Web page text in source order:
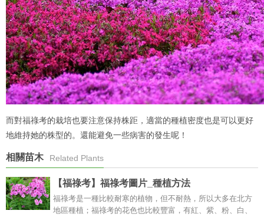
而對福祿考的栽培也要注意保持株距，適當的種植密度也是可以更好
地維持她的株型的。還能避免一些病害的發生呢！
相關苗木 Related Plants
【福祿考】福祿考圖片_種植方法
福祿考是一種比較耐寒的植物，但不耐熱，所以大多在北方
地區種植；福祿考的花色也比較豐富，有紅、紫、粉、白、